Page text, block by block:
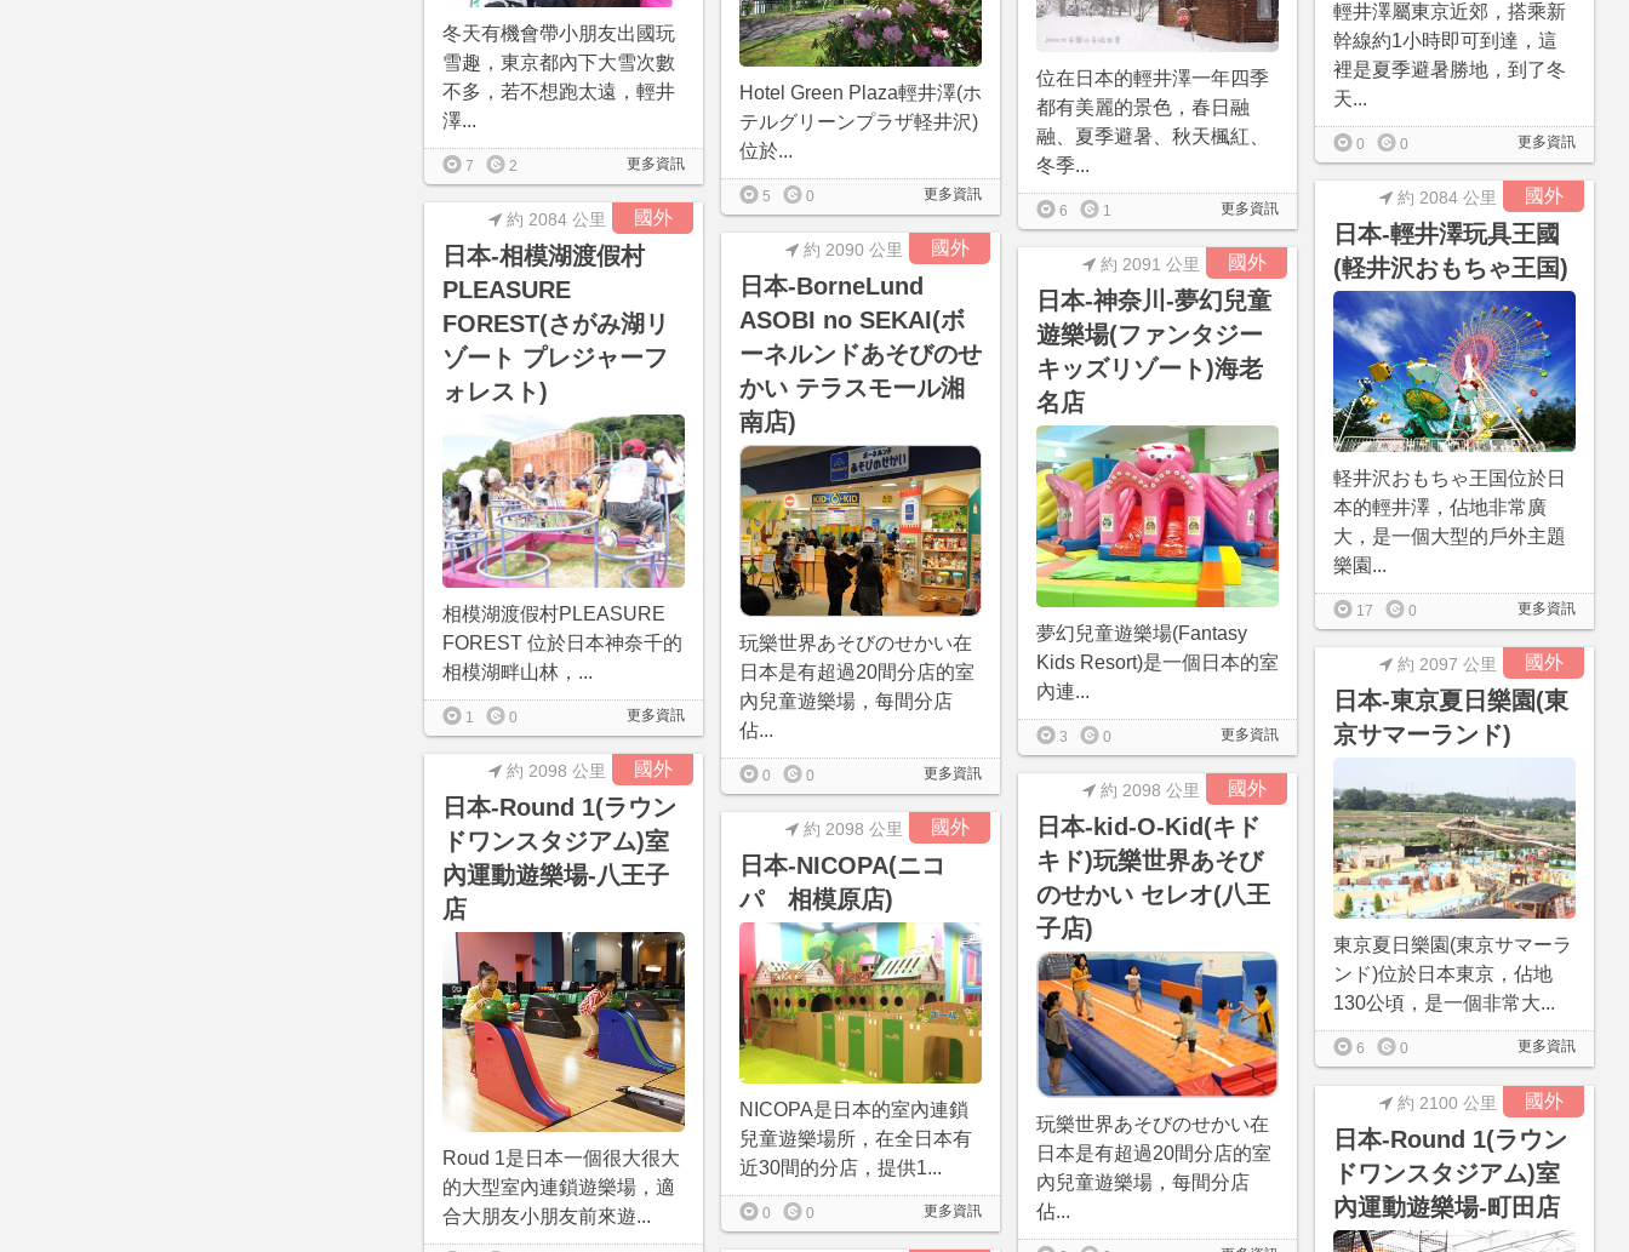
輕井澤屬東京近郊，搭乘新
幹線約1小時即可到達，這
裡是夏季避暑勝地，到了冬
天...
更多資訊
0 0
位在日本的輕井澤一年四季
都有美麗的景色，春日融
融、夏季避暑、秋天楓紅、
冬季...
更多資訊
6 1
冬天有機會帶小朋友出國玩
雪趣，東京都內下大雪次數
不多，若不想跑太遠，輕井
澤...
更多資訊
7 2
Hotel Green Plaza輕井澤(ホ
テルグリーンプラザ軽井沢)
位於...
更多資訊
5 0 國外
日本-輕井澤玩具王國
(軽井沢おもちゃ王国)
約 2084 公里
軽井沢おもちゃ王国位於日
本的輕井澤，佔地非常廣
大，是一個大型的戶外主題
樂園...
更多資訊
17 0
國外
日本-相模湖渡假村
PLEASURE
FOREST(さがみ湖リ
ゾート プレジャーフ
ォレスト)
約 2084 公里
相模湖渡假村PLEASURE
FOREST 位於日本神奈千的
相模湖畔山林，...
更多資訊
1 0
國外
日本-BorneLund
ASOBI no SEKAI(ボ
ーネルンドあそびのせ
かい テラスモール湘
南店)
約 2090 公里
玩樂世界あそびのせかい在
日本是有超過20間分店的室
內兒童遊樂場，每間分店
佔...
更多資訊
0 0
國外
日本-神奈川-夢幻兒童
遊樂場(ファンタジー
キッズリゾート)海老
名店
約 2091 公里
夢幻兒童遊樂場(Fantasy
Kids Resort)是一個日本的室
內連...
更多資訊
3 0
國外
日本-東京夏日樂園(東
京サマーランド)
約 2097 公里
東京夏日樂園(東京サマーラ
ンド)位於日本東京，佔地
130公頃，是一個非常大...
更多資訊
6 0
國外
日本-Round 1(ラウン
ドワンスタジアム)室
內運動遊樂場-八王子
店
約 2098 公里
Roud 1是日本一個很大很大
的大型室內連鎖遊樂場，適
合大朋友小朋友前來遊...
國外
日本-kid-O-Kid(キド
キド)玩樂世界あそび
のせかい セレオ(八王
子店)
約 2098 公里
玩樂世界あそびのせかい在
日本是有超過20間分店的室
內兒童遊樂場，每間分店
佔...
國外
日本-NICOPA(ニコ
パ 相模原店)
約 2098 公里
NICOPA是日本的室內連鎖
兒童遊樂場所，在全日本有
近30間的分店，提供1...
更多資訊
0 0
國外
日本-Round 1(ラウン
ドワンスタジアム)室
內運動遊樂場-町田店
約 2100 公里